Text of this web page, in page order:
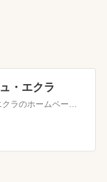
・エクラ
豊島区大塚にある結婚相談所、マリアージュ・エクラのホームページです。私たちは、夫婦二人で皆様の活動を全力でサポートしていきます。家族経営のアットホームな雰囲気ですが、駅近くのマンションにオフィスを構えており、いつでも皆様の結婚相談の悩みやアドバイスをしております。